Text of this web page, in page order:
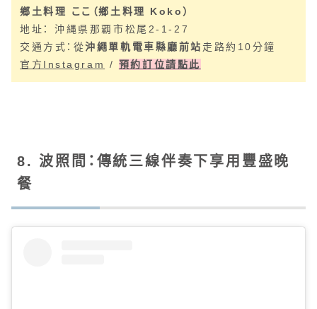
鄉土料理 ここ（鄉土料理 Koko）
地址： 沖縄県那覇市松尾2-1-27
交通方式：從沖繩單軌電車縣廳前站 走路約10分鐘
官方Instagram
/ 預約訂位請點此
8. 波照間：傳統三線伴奏下享用豐盛晚
餐